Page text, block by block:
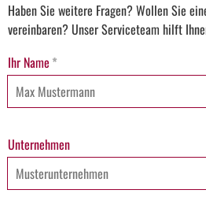
Haben Sie weitere Fragen? Wollen Sie
vereinbaren? Unser Serviceteam hilft
Ihr Name *
Unternehmen